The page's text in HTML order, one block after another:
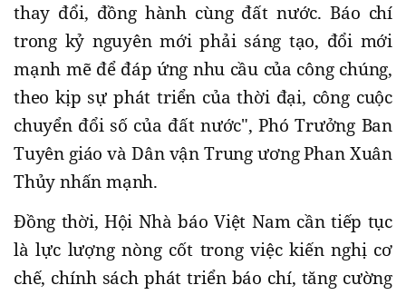
thay đổi, đồng hành cùng đất nước. Báo chí
trong kỷ nguyên mới phải sáng tạo, đổi mới
mạnh mẽ để đáp ứng nhu cầu của công chúng,
theo kịp sự phát triển của thời đại, công cuộc
chuyển đổi số của đất nước", Phó Trưởng Ban
Tuyên giáo và Dân vận Trung ương Phan Xuân
Thủy nhấn mạnh.
Đồng thời, Hội Nhà báo Việt Nam cần tiếp tục
là lực lượng nòng cốt trong việc kiến nghị cơ
chế, chính sách phát triển báo chí, tăng cường